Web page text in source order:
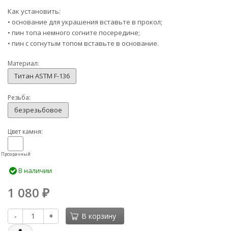
Как установить:
• основание для украшения вставьте в прокол;
• пин топа немного согните посередине;
• пин с согнутым топом вставьте в основание.
Материал:
Титан ASTM F-136
Резьба:
безрезьбовое
Цвет камня:
Прозрачный
В наличии
1 080 ₽
- + В корзину